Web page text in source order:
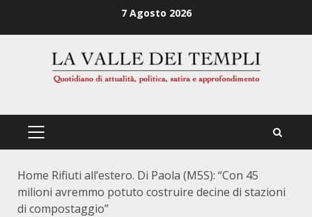
7 Agosto 2026
PRIMÄRES
Home Rifiuti all’estero. Di Paola (M5S): “Con 45
milioni avremmo potuto costruire decine di stazioni
di compostaggio”